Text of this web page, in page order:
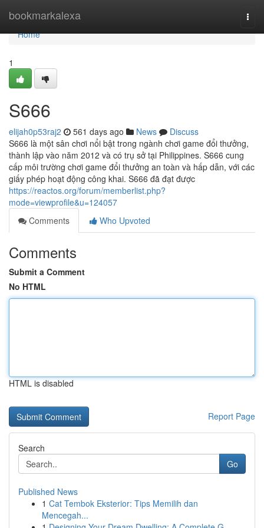
bookmarkalexa
Home
Home
1
S666
elijah0p53raj2 561 days ago News
Discuss
S666 là một sân chơi nổi bật trong ngành chơi game đổi thưởng,
thành lập vào năm 2012 và có trụ sở tại Philippines. S666 cung
cấp môi trường chơi game đổi thưởng an toàn và hấp dẫn, với các
giấy phép hoạt động công khai. S666 đã đạt được
https://reactos.org/forum/memberlist.php?
mode=viewprofile&u=124057
Comments
Who Upvoted
Comments
Submit a Comment
No HTML
HTML is disabled
Report Page
Search
Go
Published News
1 Cat Tembok Eksterior: Tips Memilih dan
Mencegah...